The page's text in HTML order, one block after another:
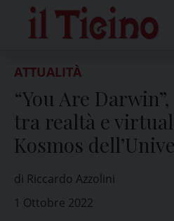
content
ATTUALITÀ
“You Are
tra realtà e
Kosmos
di Riccardo Azzolini
1 Ottobre 2022